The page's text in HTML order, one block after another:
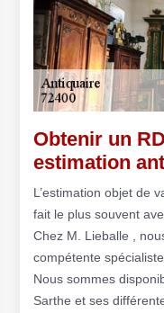
Obtenir un
estimation
L’estimation objet de
fait le plus souvent
Chez M. Lieballe ,
compétente
Nous sommes
Sarthe et ses